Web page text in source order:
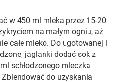
w 450 ml mleka przez 15-20
na małym ogniu, aż
całe mleko. Do ugotowanej i
jaglanki dodać sok z
schłodzonego mleczka
do uzyskania